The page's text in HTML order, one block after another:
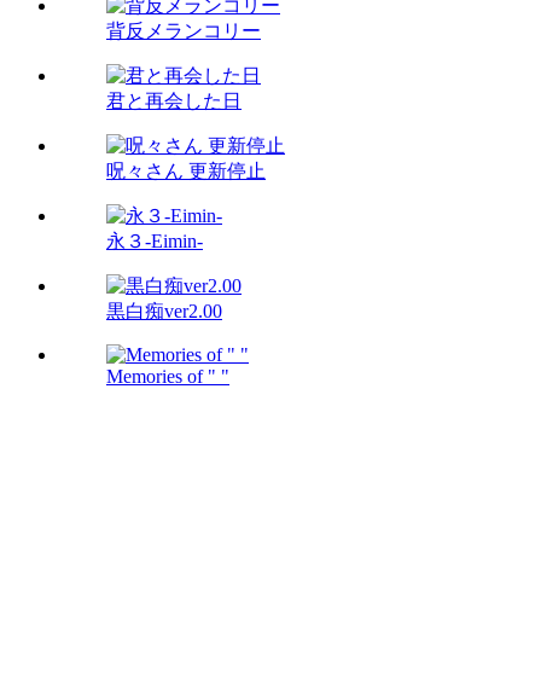
背反メランコリー
君と再会した日
呪々さん 更新停止
永３-Eimin-
黒白痴ver2.00
Memories of " "